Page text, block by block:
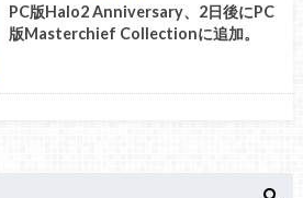
PC版Halo2 Anniversary、2日後にPC
版Masterchief Collectionに追加。